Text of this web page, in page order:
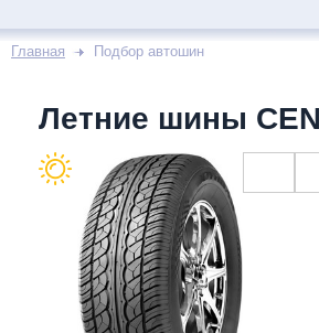
Главная Подбор автошин
Летние шины